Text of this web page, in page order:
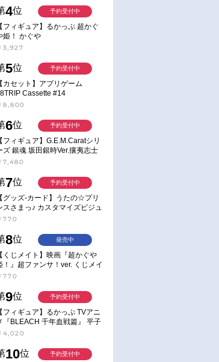
通常
2026/06/26 発売
【チケット】『映画名探偵プリ
ジュアル 小人
￥900
4位
【フィギュア】るかっぷ 超かぐ
姫！ かぐや
3,927
予約受付中
5位
【カセット】アプリゲーム
Cassette #14
8,800
予約受付中
6位
【フィギュア】G.E.M.Caratシリ
ズ 銀魂 坂田銀時Ver.攘夷志士
成品フィギュア
7,480
予約受付中
7位
【グッズ-カード】うたの☆プリ
スさまっ♪ カスタマイズビジュ
ルカードコレクション Best
770
予約受付中
8位
【くじメイト】映画『超かぐや
！』超ファンサ！ver. くじメイ
770
発売中
9位
【フィギュア】るかっぷ TVアニ
『BLEACH 千年血戦篇』 平子
子4,020
予約受付中
10位 予約受付中